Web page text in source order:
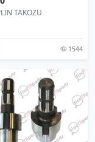
TAKOZU
1544